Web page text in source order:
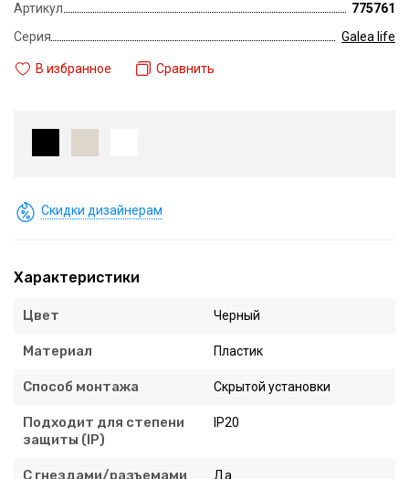
Артикул
775761
Серия
Galea life
В избранное Сравнить
Скидки дизайнерам
Характеристики
Цвет Черный
Материал Пластик
Способ монтажа Скрытой установки
Подходит для степени
защиты (IP)
IP20
С гнездами/разъемами Да